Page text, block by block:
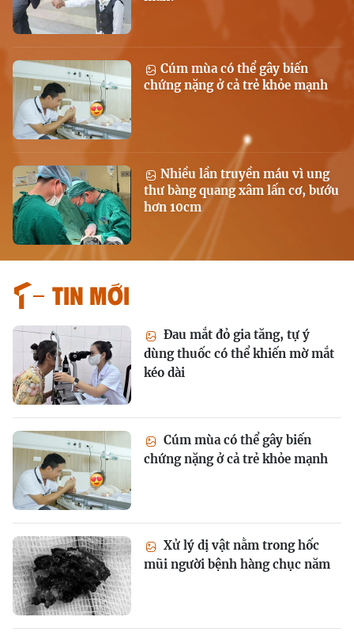
Cúm mùa có thể gây biến
chứng nặng ở cả trẻ khỏe mạnh
Nhiều lần truyền máu vì ung
thư bàng quang xâm lấn cơ, bướu
hơn 10cm
Tin mới
Đau mắt đỏ gia tăng, tự ý
dùng thuốc có thể khiến mờ mắt
kéo dài
Cúm mùa có thể gây biến
chứng nặng ở cả trẻ khỏe mạnh
Xử lý dị vật nằm trong hốc
mũi người bệnh hàng chục năm